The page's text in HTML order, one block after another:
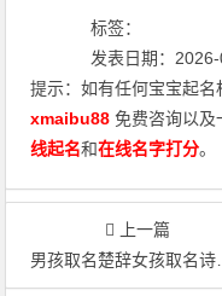
标签：
发表日期：
提示：如有任何宝宝起名
xmaibu88免费咨询以及
线起名和在线名字打分。
上一篇
男孩取名楚辞女孩取名诗经_楚辞起名龙暄